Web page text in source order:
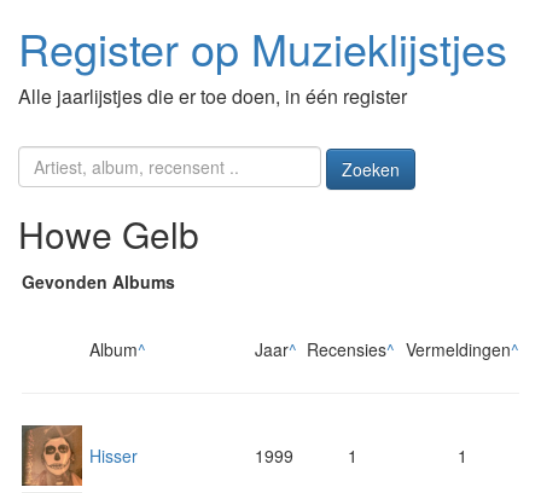
Register op Muzieklijstjes
Alle jaarlijstjes die er toe doen, in één register
Zoeken
Howe Gelb
Gevonden Albums
Album^ Jaar^ Recensies^ Vermeldingen^
Hisser 1999 1 1